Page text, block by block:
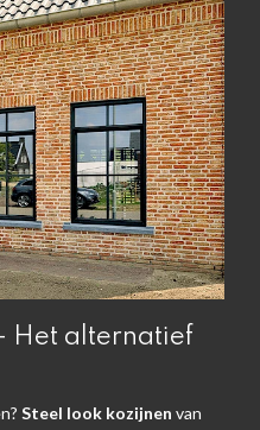
Het alternatief
Steel look kozijnen van